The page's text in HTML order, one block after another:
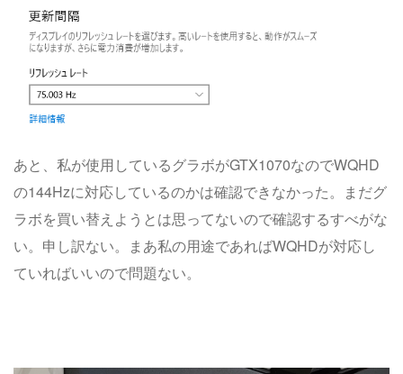
あと、私が使用しているグラボがGTX1070なのでWQHD
の144Hzに対応しているのかは確認できなかった。まだグ
ラボを買い替えようとは思ってないので確認するすべがな
い。申し訳ない。まあ私の用途であればWQHDが対応し
ていればいいので問題ない。